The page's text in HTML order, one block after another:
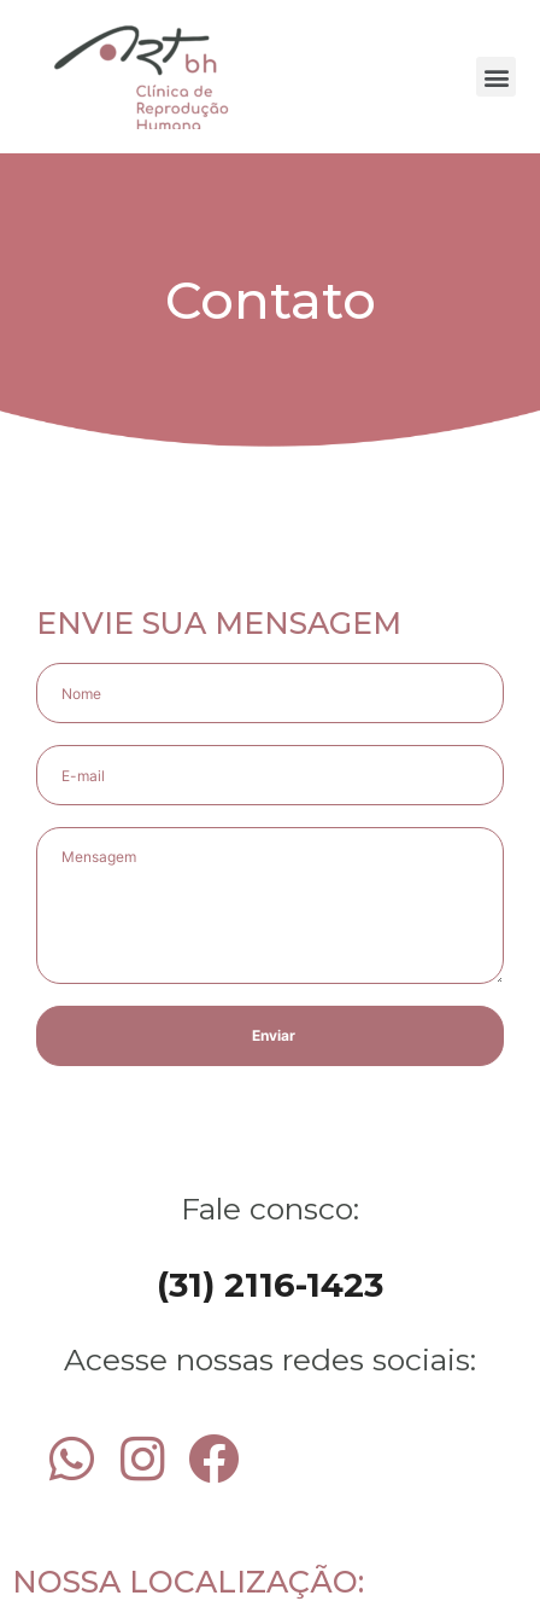
Contato
ENVIE SUA MENSAGEM
Fale consco:
(31) 2116-1423​
Acesse nossas redes sociais:
NOSSA LOCALIZAÇÃO: